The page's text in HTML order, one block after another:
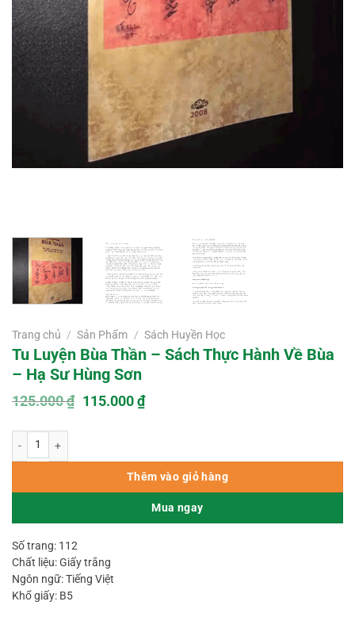
Trang chủ / Sản Phẩm / Sách Huyền Học
Tu Luyện Bùa Thần – Sách Thực Hành Về Bùa
– Hạ Sư Hùng Sơn
125.000₫ Giá
115.000₫Giá
115.000 ₫.
Thêm vào giỏ hàng
Mua ngay
Số trang: 112
Chất liệu: Giấy trắng
Ngôn ngữ: Tiếng Việt
Khổ giấy: B5